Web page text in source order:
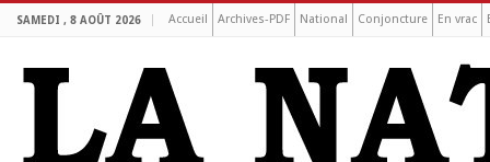
SAMEDI , 8 AOÛT 2026 Accueil Archives-PDF National Conjoncture En vrac